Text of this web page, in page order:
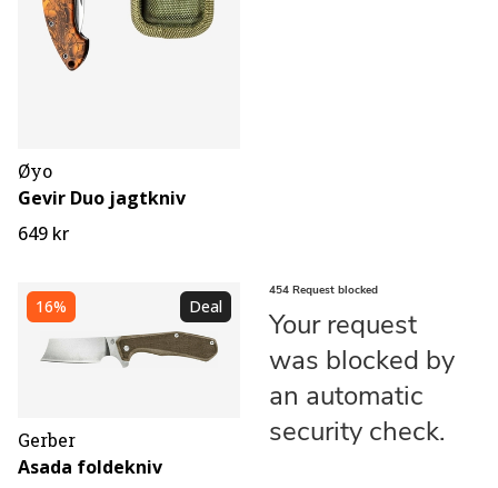
Øyo
Gevir Duo jagtkniv
649 kr
16% Deal
Gerber
Asada foldekniv